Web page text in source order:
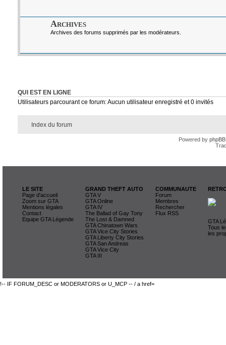
Archives
Archives des forums supprimés par les modérateurs.
QUI EST EN LIGNE
Utilisateurs parcourant ce forum: Aucun utilisateur enregistré et 0 invités
Index du forum
Powered by phpBB
LE SITE
Page d'accueil
Zoom sur GTA
Mentions légales
Contact
Equipe GTA Légende
GRAND THEFT AUTO
GTA V
GTA Online
GTA IV
The Ballad of Gay Tony
The Lost & Damned
GTA Chinatown Wars
GTA Vice City Stories
GTA Liberty City Stories
GTA San Andreas
GTA Vice City
GTA III
COMMUNAUTE
Forum
Membres
Rechercher
Flux RSS
GTA
Tous
les
!-- IF FORUM_DESC or MODERATORS or U_MCP -- / a href=